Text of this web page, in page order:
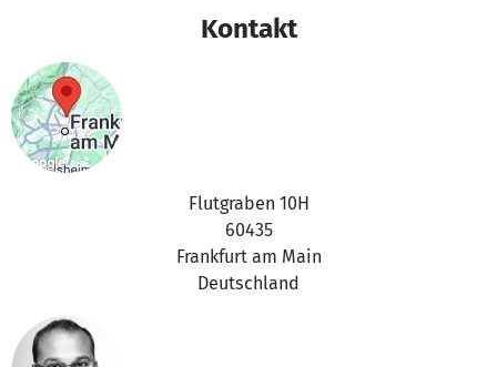
Kontakt
Flutgraben 10H
60435
Frankfurt am Main
Deutschland